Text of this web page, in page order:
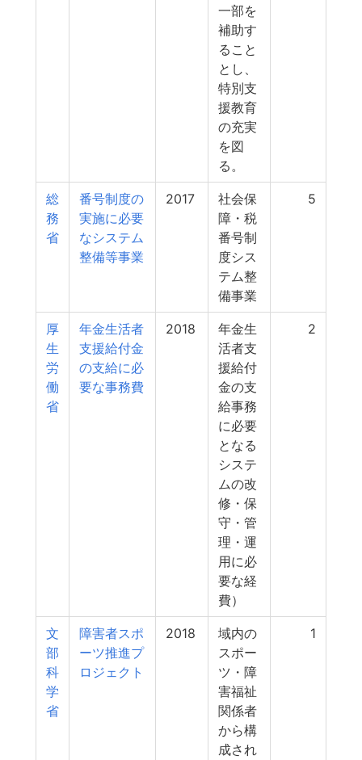
一部を
補助す
ること
とし、
特別支
援教育
の充実
を図
る。
総
務
省
番号制度の
実施に必要
なシステム
整備等事業
2017
社会保
障・税
番号制
度シス
テム整
備事業
5
厚
生
労
働
省
年金生活者
支援給付金
の支給に必
要な事務費
2018
年金生
活者支
援給付
金の支
給事務
に必要
となる
システ
ムの改
修・保
守・管
理・運
用に必
要な経
費）
2
文
部
科
学
省
障害者スポ
ーツ推進プ
ロジェクト
2018
域内の
スポー
ツ・障
害福祉
関係者
から構
成され
1